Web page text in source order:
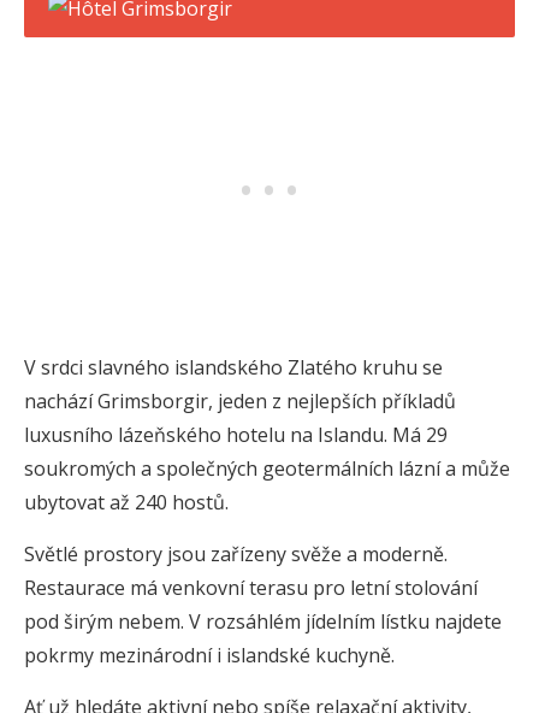
V srdci slavného islandského Zlatého kruhu se
nachází Grimsborgir, jeden z nejlepších příkladů
luxusního lázeňského hotelu na Islandu. Má 29
soukromých a společných geotermálních lázní a může
ubytovat až 240 hostů.
Světlé prostory jsou zařízeny svěže a moderně.
Restaurace má venkovní terasu pro letní stolování
pod širým nebem. V rozsáhlém jídelním lístku najdete
pokrmy mezinárodní i islandské kuchyně.
Ať už hledáte aktivní nebo spíše relaxační aktivity,